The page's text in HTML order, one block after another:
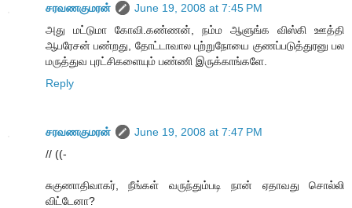
சரவணகுமரன்
June 19, 2008 at 7:45 PM
அது மட்டுமா கோவி.கண்ணன், நம்ம ஆளுங்க விஸ்கி ஊத்தி
ஆபரேசன் பண்றது, தோட்டாவால புற்றுநோயை குணப்படுத்துரனு பல
மருத்துவ புரட்சிகளையும் பண்ணி இருக்காங்களே.
Reply
சரவணகுமரன்
June 19, 2008 at 7:47 PM
// ((-
சுகுணாதிவாகர், நீங்கள் வருந்தும்படி நான் ஏதாவது சொல்லி
விட்டேனா?